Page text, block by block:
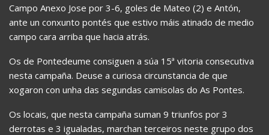
Campo Anexo Jose por 3-6, goles de Mateo (2) e Antón,
ante un conxunto pontés que estivo máis atinado de medio
campo cara arriba que hacia atrás.
Os de Pontedeume consiguen a súa 15ª vitoria consecutiva
nesta campaña. Deuse a curiosa circunstancia de que
xogaron con unha das segundas camisolas do As Pontes.
Os locais, que nesta campaña suman 9 triunfos por 3
derrotas e 3 igualadas, marchan terceiros neste grupo dos